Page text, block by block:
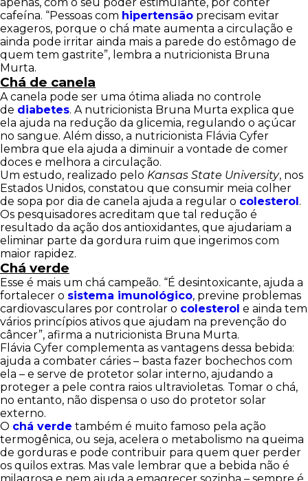
cafeína. “Pessoas com hipertensão precisam evitar
exageros, porque o chá mate aumenta a circulação e
ainda pode irritar ainda mais a parede do estômago de
quem tem gastrite”, lembra a nutricionista Bruna
Murta.
Chá de canela
A canela pode ser uma ótima aliada no controle
de diabetes. A nutricionista Bruna Murta explica que
ela ajuda na redução da glicemia, regulando o açúcar
no sangue. Além disso, a nutricionista Flávia Cyfer
lembra que ela ajuda a diminuir a vontade de comer
doces e melhora a circulação.
Um estudo, realizado pelo Kansas State University, nos
Estados Unidos, constatou que consumir meia colher
de sopa por dia de canela ajuda a regular o colesterol.
Os pesquisadores acreditam que tal redução é
resultado da ação dos antioxidantes, que ajudariam a
eliminar parte da gordura ruim que ingerimos com
maior rapidez.
Chá verde
Esse é mais um chá campeão. “É desintoxicante, ajuda a
fortalecer o sistema imunológico, previne problemas
cardiovasculares por controlar o colesterol e ainda tem
vários princípios ativos que ajudam na prevenção do
câncer”, afirma a nutricionista Bruna Murta.
Flávia Cyfer complementa as vantagens dessa bebida:
ajuda a combater cáries – basta fazer bochechos com
ela – e serve de protetor solar interno, ajudando a
proteger a pele contra raios ultravioletas. Tomar o chá,
no entanto, não dispensa o uso do protetor solar
externo.
O chá verde também é muito famoso pela ação
termogênica, ou seja, acelera o metabolismo na queima
de gorduras e pode contribuir para quem quer perder
os quilos extras. Mas vale lembrar que a bebida não é